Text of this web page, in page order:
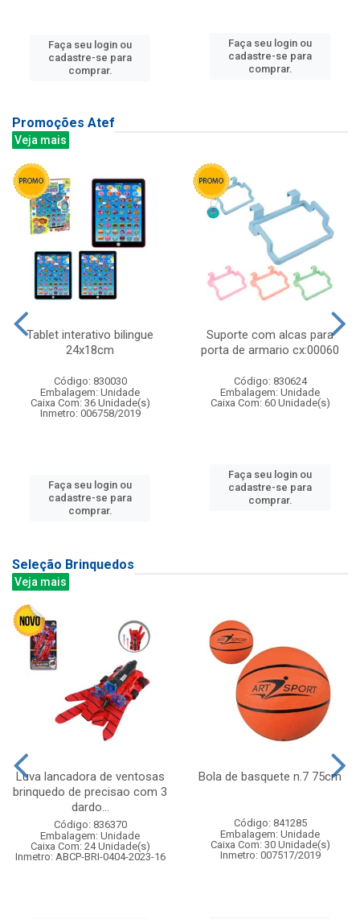
Faça seu login ou
cadastre-se para
comprar.
Faça seu login ou
cadastre-se para
comprar.
Promoções Atef
Veja mais
Tablet interativo bilingue
24x18cm
Código: 830030
Embalagem: Unidade
Caixa Com: 36 Unidade(s)
Inmetro: 006758/2019
Faça seu login ou
cadastre-se para
comprar.
Suporte com alcas para
porta de armario cx:00060
Código: 830624
Embalagem: Unidade
Caixa Com: 60 Unidade(s)
Faça seu login ou
cadastre-se para
comprar.
Seleção Brinquedos
Veja mais
Luva lancadora de ventosas
brinquedo de precisao com 3
dardo...
Código: 836370
Embalagem: Unidade
Caixa Com: 24 Unidade(s)
Inmetro: ABCP-BRI-0404-2023-16
Bola de basquete n.7 75cm
Código: 841285
Embalagem: Unidade
Caixa Com: 30 Unidade(s)
Inmetro: 007517/2019